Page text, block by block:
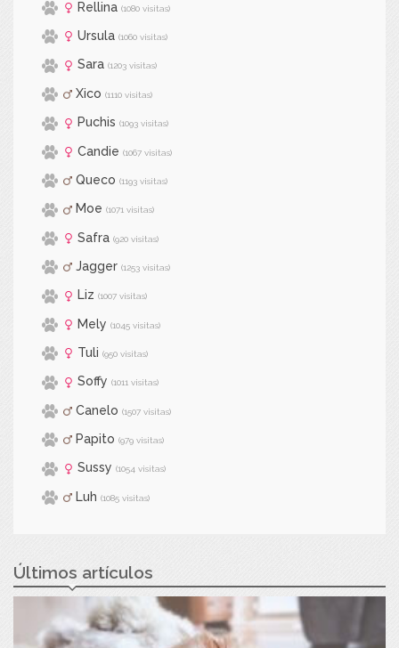
Rellina (1080 visitas)
Ursula (1060 visitas)
Sara (1203 visitas)
Xico (1110 visitas)
Puchis (1093 visitas)
Candie (1067 visitas)
Queco (1193 visitas)
Moe (1071 visitas)
Safra (920 visitas)
Jagger (1253 visitas)
Liz (1007 visitas)
Mely (1045 visitas)
Tuli (950 visitas)
Soffy (1011 visitas)
Canelo (1507 visitas)
Papito (979 visitas)
Sussy (1054 visitas)
Luh (1085 visitas)
Últimos artículos